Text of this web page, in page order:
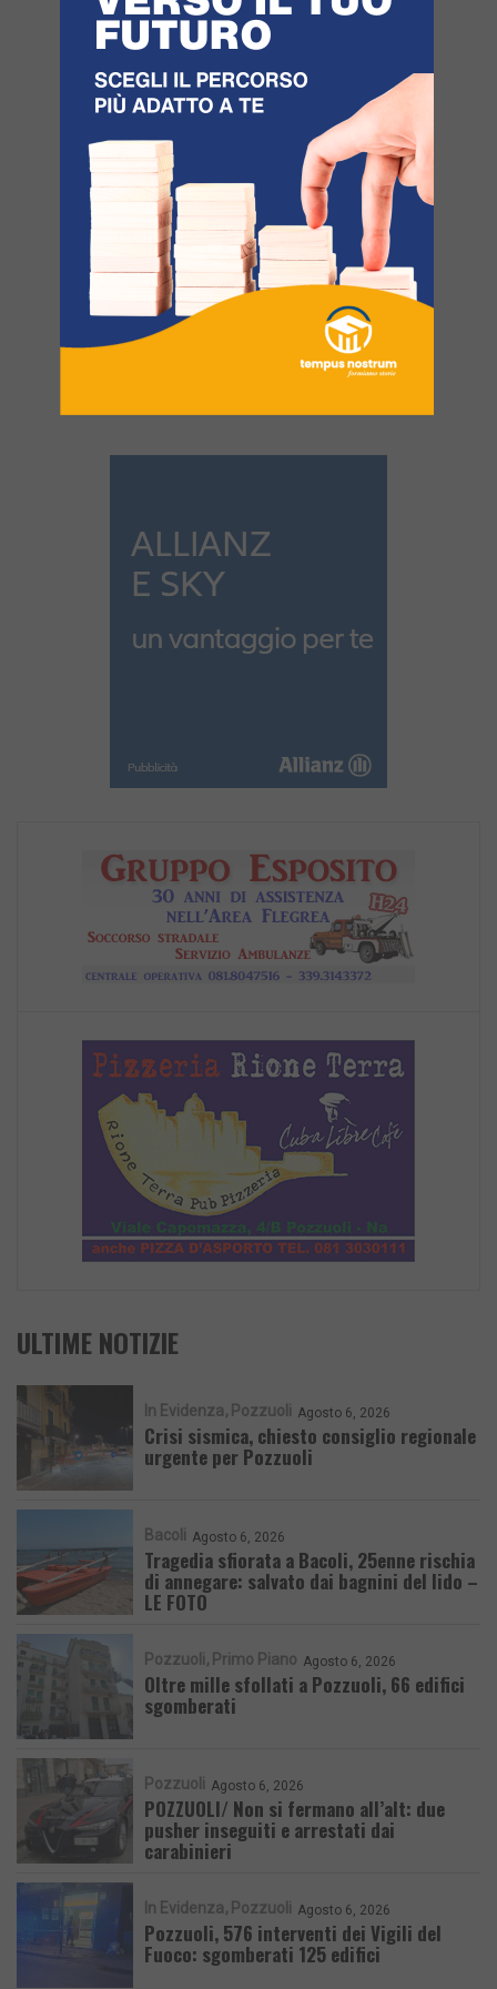
ULTIME NOTIZIE
In Evidenza Pozzuoli Agosto 6, 2026
Crisi sismica, chiesto consiglio regionale
urgente per Pozzuoli
Bacoli Agosto 6, 2026
Tragedia sfiorata a Bacoli, 25enne rischia
di annegare: salvato dai bagnini del lido –
LE FOTO
Pozzuoli Primo Piano Agosto 6, 2026
Oltre mille sfollati a Pozzuoli, 66 edifici
sgomberati
Pozzuoli Agosto 6, 2026
POZZUOLI/ Non si fermano all’alt: due
pusher inseguiti e arrestati dai
carabinieri
In Evidenza Pozzuoli Agosto 6, 2026
Pozzuoli, 576 interventi dei Vigili del
Fuoco: sgomberati 125 edifici